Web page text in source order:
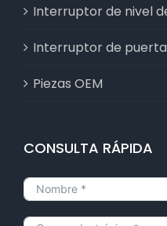
Interruptor de nivel
Interruptor de puerta
Piezas OEM
CONSULTA RÁPIDA